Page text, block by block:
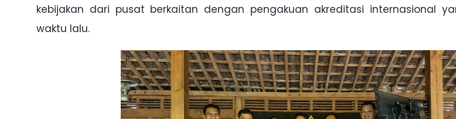
kebijakan dari pusat berkaitan dengan pengakuan akreditasi internasional
waktu lalu.